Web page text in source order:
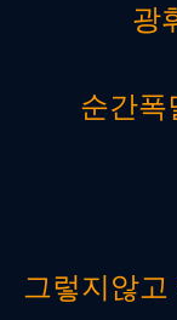
광
순간폭
그렇지않